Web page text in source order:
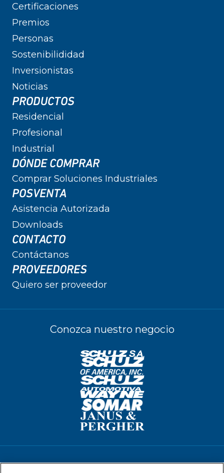
Certificaciones
Premios
Personas
Sostenibilididad
Inversionistas
Noticias
PRODUCTOS
Residencial
Profesional
Industrial
DÓNDE COMPRAR
Comprar Soluciones Industriales
POSVENTA
Asistencia Autorizada
Downloads
CONTACTO
Contáctanos
PROVEEDORES
Quiero ser proveedor
Conozca nuestro negocio
Términos de Uso